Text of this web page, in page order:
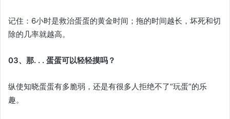
记住：6小时是救治蛋蛋的黄金时间；拖的时间越长，坏死和切
除的几率就越高。
03、那. . . 蛋蛋可以轻轻摸吗？
纵使知晓蛋蛋有多脆弱，还是有很多人拒绝不了“玩蛋”的乐
趣。